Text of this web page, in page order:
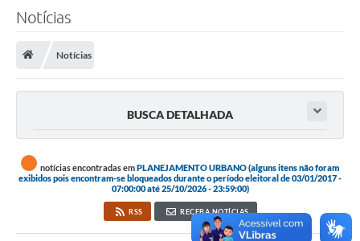
Notícias
Notícias
BUSCA DETALHADA
notícias encontradas emPLANEJAMENTO URBANO (alguns itens não foram
exibidos pois encontram-se bloqueados durante o período eleitoral de 03/01/2017 -
07:00:00 até 25/10/2026 - 23:59:00)
RSS RECEBA NOTÍCIAS